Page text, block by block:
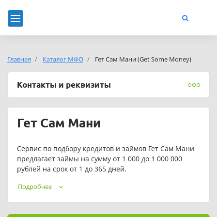
Главная Каталог МФО Гет Сам Мани (Get Some Money)
Контакты и реквизиты
Гет Сам Мани
Сервис по подбору кредитов и займов Гет Сам Мани
предлагает займы на сумму от 1 000 до 1 000 000
рублей на срок от 1 до 365 дней.
Подать заявку на займ можно в любое время. Сервис
10 минут по микрозаймам и до 1 часа по кредиту.
Подробнее